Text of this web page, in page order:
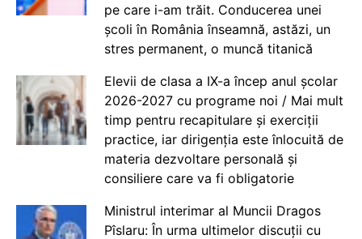
pe care i-am trăit. Conducerea unei
școli în România înseamnă, astăzi, un
stres permanent, o muncă titanică
Elevii de clasa a IX-a încep anul școlar
2026-2027 cu programe noi / Mai mult
timp pentru recapitulare și exerciții
practice, iar dirigenția este înlocuită de
materia dezvoltare personală și
consiliere care va fi obligatorie
Ministrul interimar al Muncii Dragos
Pîslaru: În urma ultimelor discuții cu